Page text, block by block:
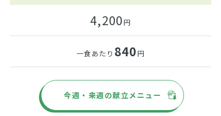
4,200 円
一食あたり 840 円
今週・来週の献立メニュー